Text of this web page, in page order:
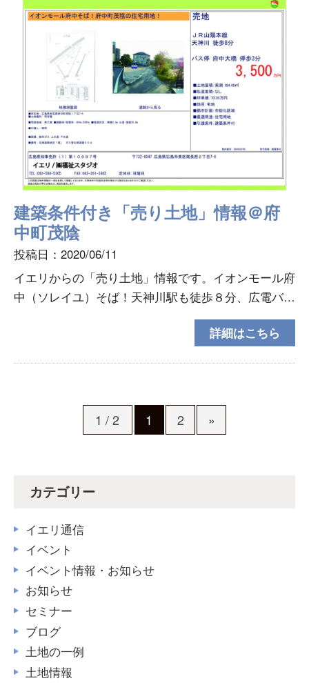
建築条件付き「売り土地」情報＠府
中町茂陰
投稿日：2020/06/11
イエリからの「売り土地」情報です。イオンモール府
中（ソレイユ）そば！天神川駅も徒歩８分、広電バス
停の府中大橋まで徒歩３分で便利な場所になります。
実測49坪あり、イエリの建築条件付きとなっており
詳細はこちら
1 / 2 1 2 »
カテゴリー
イエリ通信
イベント
イベント情報・お知らせ
お知らせ
セミナー
ブログ
土地の一例
土地情報